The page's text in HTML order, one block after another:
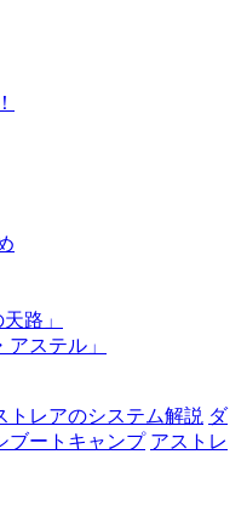
路」
ステル」
トレアのシステム解説 ダ
ブートキャンプ アストレ